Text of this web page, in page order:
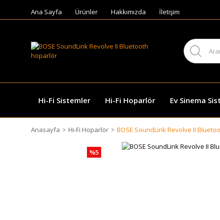
Ana Sayfa Ürünler Hakkımızda İletişim
Hi-Fi Sistemler Hi-Fi Hoparlör Ev Sinema
Anasayfa Hi-Fi Hoparlör BOSE SoundLink Revolve II
%5